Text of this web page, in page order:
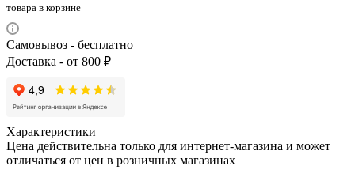
товара в корзине
Самовывоз - бесплатно
Доставка - от 800 ₽
Характеристики
Цена действительна только для интернет-магазина и может
отличаться от цен в розничных магазинах